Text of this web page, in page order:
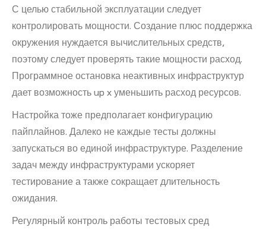
С целью стабильной эксплуатации следует
контролировать мощности. Создание плюс поддержка
окружения нуждается вычислительных средств,
поэтому следует проверять такие мощности расход.
Программное остановка неактивных инфраструктур
дает возможность up x уменьшить расход ресурсов.
Настройка тоже предполагает конфигурацию
пайплайнов. Далеко не каждые тесты должны
запускаться во единой инфраструктуре. Разделение
задач между инфраструктурами ускоряет
тестирование а также сокращает длительность
ожидания.
Регулярный контроль работы тестовых сред